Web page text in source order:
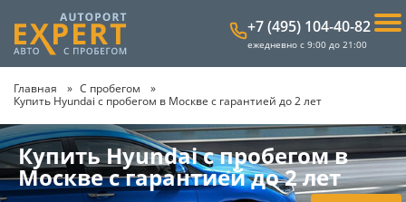
+7 (495) 104-40-82
ежедневно с 9:00 до 21:00
Главная
С пробегом
Купить Hyundai с пробегом в Москве с гарантией до 2 лет
Купить Hyundai с пробегом в
Москве с гарантией до 2 лет